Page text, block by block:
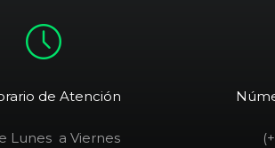
de Atención
Lunes a Viernes